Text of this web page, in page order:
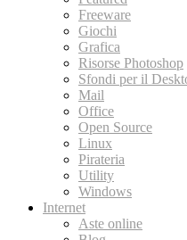
Freeware
Giochi
Grafica
Risorse Photoshop
Sfondi per il
Mail
Office
Open Source
Linux
Pirateria
Utility
Windows
Internet
Aste online